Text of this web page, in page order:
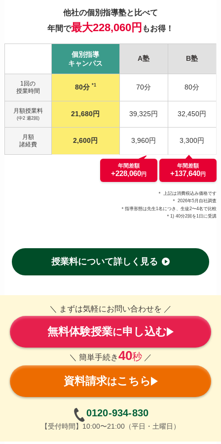
他社の個別指導塾と比べて
年間で最大228,060円 もお得！
個別指導
キャンパス
A塾 B塾
1回の
授業時間
80分 *1 70分 80分
月額授業料
(中2 週2回)
21,680円 39,325円 32,450円
月額
諸経費
2,600円 3,960円 3,300円
年間差額
+228,060円
年間差額
+137,640円
＊ 上記は消費税込み価格です
＊ 2026年5月自社調査
＊指導形態は先生1名につき、生徒2〜4名で比較
＊1) 40分2回を1日に受講
授業料について詳しく見る
＼ まずは気軽にお問い合わせを ／
無料体験授業に申し込む
＼ 簡単手続き40秒 ／
資料請求はこちら
0120-934-830
【受付時間】10:00〜21:00（平日・土曜日）